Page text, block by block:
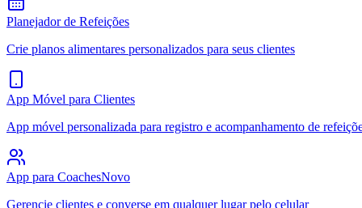
Planejador de Refeições
Crie planos alimentares personalizados para seus clientes
App Móvel para Clientes
App móvel personalizada para registro e acompanhamento de
App para CoachesNovo
Gerencie clientes e converse em qualquer lugar pelo celular